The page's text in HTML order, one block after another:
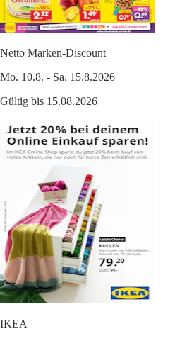
Netto Marken-Discount
Mo. 10.8. - Sa. 15.8.2026
Gültig bis 15.08.2026
IKEA